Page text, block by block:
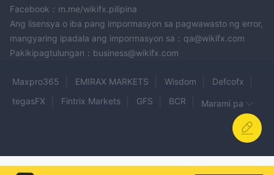
Facebook：m.me/wikifx.pilipina
Ang lisensya o iba pang impormasyon sa pagwawasto ng error,
mangyaring ipadala ang impormasyon sa：qa@wikifx.com
Pakikipagtulungan：business@wikifx.com
Maxpro365 EMIRAX MARKETS Wisdom
Defcofx
tegasFX
Fintrix Markets GFS
BCR
Capitalaid Investment
Purple Trading
Marami pa